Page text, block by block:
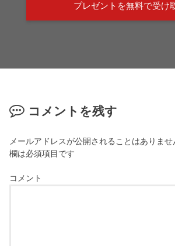
プレゼントを無料で受け
コメントを残す
メールアドレスが公開されることはありませ
欄は必須項目です
コメント